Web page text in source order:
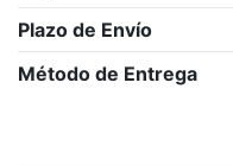
Plazo de Envío
Método de Entrega